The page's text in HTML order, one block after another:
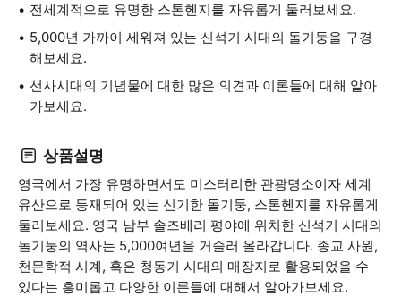
전세계적으로 유명한 스톤헨지를 자유롭게 둘러보세요.
5,000년 가까이 세워져 있는 신석기 시대의 돌기둥을 구경
해보세요.
선사시대의 기념물에 대한 많은 의견과 이론들에 대해 알아
가보세요.
상품설명
영국에서 가장 유명하면서도 미스터리한 관광명소이자 세계
유산으로 등재되어 있는 신기한 돌기둥, 스톤헨지를 자유롭게
둘러보세요. 영국 남부 솔즈베리 평야에 위치한 신석기 시대의
돌기둥의 역사는 5,000여년을 거슬러 올라갑니다. 종교 사원,
천문학적 시계, 혹은 청동기 시대의 매장지로 활용되었을 수
있다는 흥미롭고 다양한 이론들에 대해서 알아가보세요.